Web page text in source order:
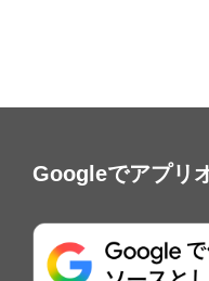
Googleでアプリ